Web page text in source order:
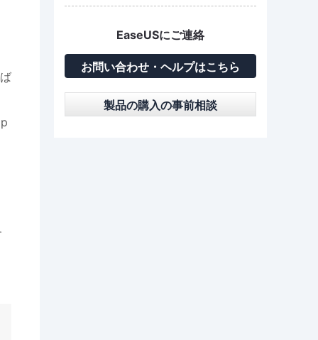
EaseUSにご連絡
お問い合わせ・ヘルプはこちら
製品の購入の事前相談